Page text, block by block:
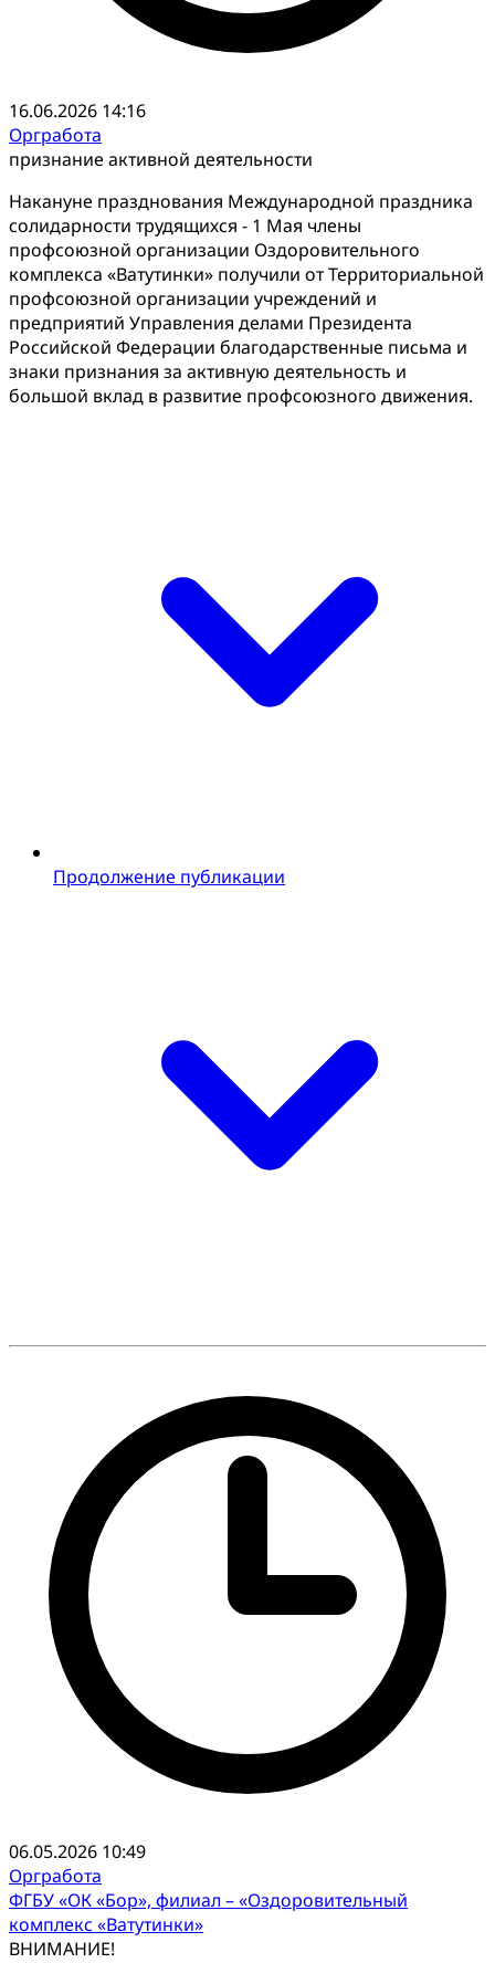
16.06.2026 14:16
Оргработа
признание активной деятельности
Накануне празднования Международной праздника
солидарности трудящихся - 1 Мая члены
профсоюзной организации Оздоровительного
комплекса «Ватутинки» получили от Территориальной
профсоюзной организации учреждений и
предприятий Управления делами Президента
Российской Федерации благодарственные письма и
знаки признания за активную деятельность и
большой вклад в развитие профсоюзного движения.
Продолжение публикации
06.05.2026 10:49
Оргработа
ФГБУ «ОК «Бор», филиал – «Оздоровительный
комплекс «Ватутинки»
ВНИМАНИЕ!